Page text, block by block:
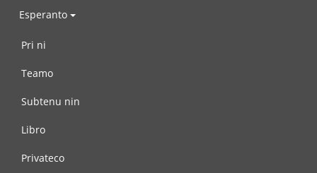
Esperanto
Pri ni
Teamo
Subtenu nin
Libro
Privateco